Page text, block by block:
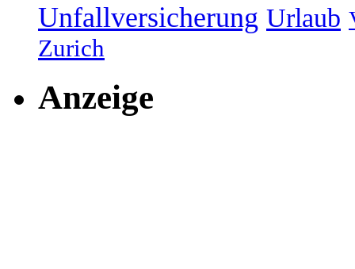
Unfallversicherung Urlaub
Zurich
Anzeige